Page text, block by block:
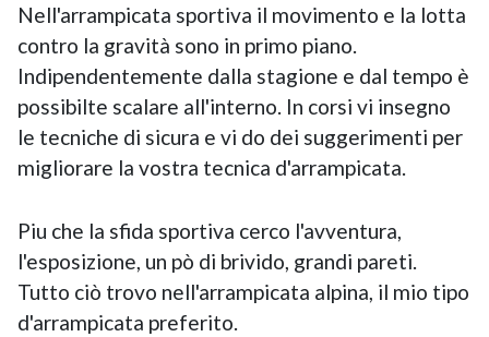
Nell'arrampicata sportiva il movimento e la lotta
contro la gravità sono in primo piano.
Indipendentemente dalla stagione e dal tempo è
possibilte scalare all'interno. In corsi vi insegno
le tecniche di sicura e vi do dei suggerimenti per
migliorare la vostra tecnica d'arrampicata.
Piu che la sfida sportiva cerco l'avventura,
l'esposizione, un pò di brivido, grandi pareti.
Tutto ciò trovo nell'arrampicata alpina, il mio tipo
d'arrampicata preferito.